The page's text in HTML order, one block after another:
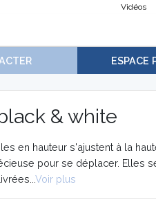
Vidéos
ESPACE
& white
en hauteur s'ajustent à la
pour se déplacer. Elles
Voir plus